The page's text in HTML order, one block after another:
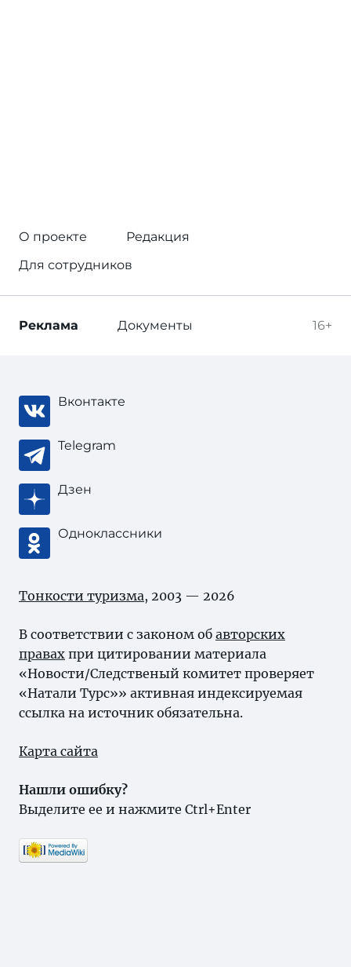
О проекте
Редакция
Для сотрудников
16+
Реклама Документы
Вконтакте
Telegram
Дзен
Одноклассники
Тонкости туризма, 2003 — 2026
В соответствии с законом об авторских
правах при цитировании материала
«Новости/Следственый комитет проверяет
«Натали Турс»» активная индексируемая
ссылка на источник обязательна.
Карта сайта
Нашли ошибку?
Выделите ее и нажмите Ctrl+Enter